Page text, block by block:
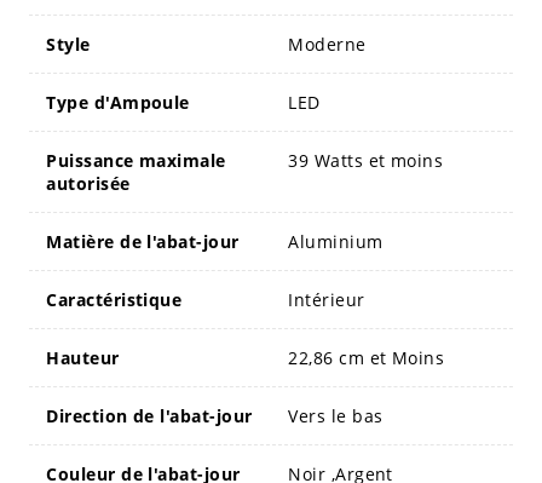
Style Moderne
Type d'Ampoule LED
Puissance maximale
autorisée
39 Watts et moins
Matière de l'abat-jour Aluminium
Caractéristique Intérieur
Hauteur 22,86 cm et Moins
Direction de l'abat-jour Vers le bas
Couleur de l'abat-jour Noir ,Argent